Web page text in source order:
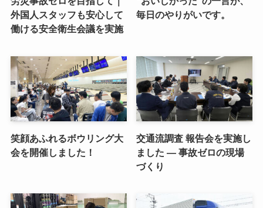
外国人スタッフも安心して
働ける安全衛生会議を実施
毎日のやりがいです。
笑顔あふれるボウリング大
会を開催しました！
交通流調査 報告会を実施し
ました ― 事故ゼロの現場
づくり